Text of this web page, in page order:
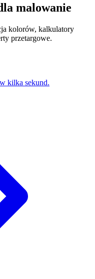
malowanie
kolorów, kalkulatory
przetargowe.
kilka sekund.